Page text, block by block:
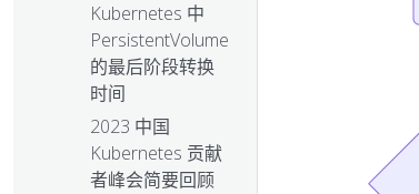
Kubernetes 中
PersistentVolume
的最后阶段转换
时间
2023 中国
Kubernetes 贡献
者峰会简要回顾